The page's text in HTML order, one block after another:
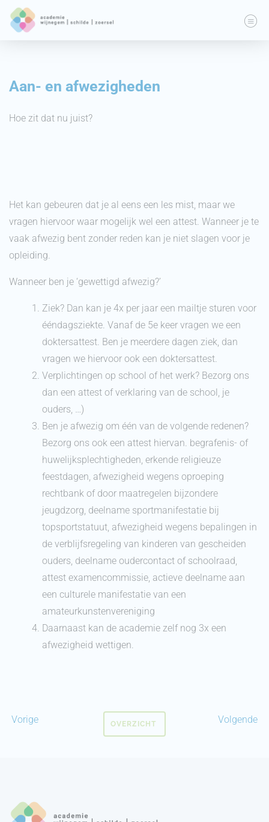
Aan- en afwezigheden
Hoe zit dat nu juist?
Het kan gebeuren dat je al eens een les mist, maar we
vragen hiervoor waar mogelijk wel een attest. Wanneer je te
vaak afwezig bent zonder reden kan je niet slagen voor je
opleiding.
Wanneer ben je ‘gewettigd afwezig?’
Ziek? Dan kan je 4x per jaar een mailtje sturen voor
ééndagsziekte. Vanaf de 5e keer vragen we een
doktersattest. Ben je meerdere dagen ziek, dan
vragen we hiervoor ook een doktersattest.
Verplichtingen op school of het werk? Bezorg ons
dan een attest of verklaring van de school, je
ouders, …)
Ben je afwezig om één van de volgende redenen?
Bezorg ons ook een attest hiervan. begrafenis- of
huwelijksplechtigheden, erkende religieuze
feestdagen, afwezigheid wegens oproeping
rechtbank of door maatregelen bijzondere
jeugdzorg, deelname sportmanifestatie bij
topsportstatuut, afwezigheid wegens bepalingen in
de verblijfsregeling van kinderen van gescheiden
ouders, deelname oudercontact of schoolraad,
attest examencommissie, actieve deelname aan
een culturele manifestatie van een
amateurkunstenvereniging
Daarnaast kan de academie zelf nog 3x een
afwezigheid wettigen.
Vorige Volgende
OVERZICHT